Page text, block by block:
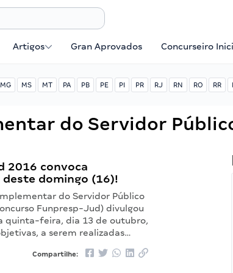
Artigos Gran Aprovados Concurseiro
MG MS MT PA PB PE PI PR RJ RN RO RR
do Servidor
2016 convoca
domingo (16)!
do Servidor Público
Funpresp-Jud) divulgou
quinta-feira, dia 13 de outubro,
a serem realizadas…
Compartilhe: